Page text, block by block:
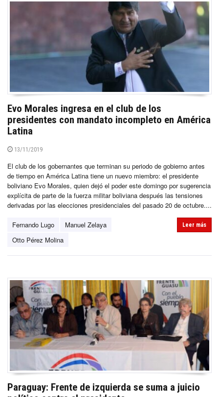
Evo Morales ingresa en el club de los
presidentes con mandato incompleto en América
Latina
13/11/2019
El club de los gobernantes que terminan su periodo de gobierno antes
de tiempo en América Latina tiene un nuevo miembro: el presidente
boliviano Evo Morales, quien dejó el poder este domingo por sugerencia
explícita de parte de la fuerza militar boliviana después las tensiones
derivadas por las elecciones presidenciales del pasado 20 de octubre....
Fernando Lugo
Manuel Zelaya
Otto Pérez Molina
Leer más
Paraguay: Frente de izquierda se suma a juicio